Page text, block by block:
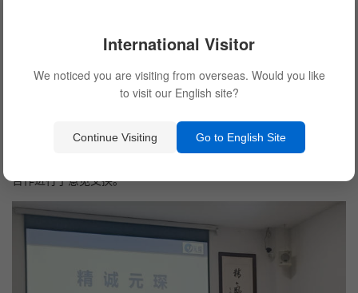
徐辉董事长对合肥学院生物食品与环境学院俞志敏院长一行的
莅临表示热烈的欢迎。俞志敏院长向元琛科技介绍了合肥学院生物
食品与环境学院的发展历程及在产学研合作方面取得的成绩。许晓
龙博士代表元琛科技向合肥学院各位领导和老师介绍了公司基本情
合作进行了意见交换。
International Visitor
We noticed you are visiting from overseas. Would you like
to visit our English site?
Continue Visiting Go to English Site